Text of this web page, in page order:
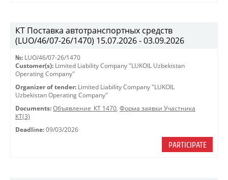
КТ Поставка автотранспортных средств
(LUO/46/07-26/1470) 15.07.2026 - 03.09.2026
№: LUO/46/07-26/1470
Customer(s): Limited Liability Company "LUKOIL Uzbekistan
Operating Company"
Organizer of tender: Limited Liability Company "LUKOIL
Uzbekistan Operating Company"
Documents: Объявление_КТ 1470, Форма заявки Участника
КТ(3)
Deadline: 09/03/2026
PARTICIPATE